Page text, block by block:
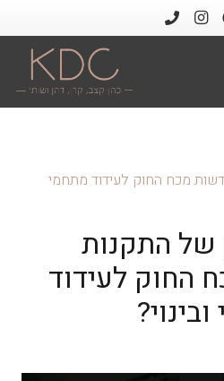
מכח החוק לעידוד מתחמי
של התקנות
החוק לעידוד